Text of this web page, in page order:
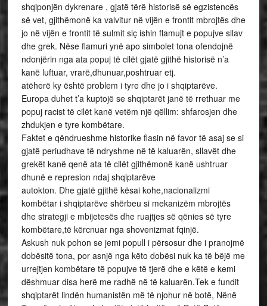
shqiponjën dykrenare , gjatë tërë historisë së egzistencës
së vet, gjithëmonë ka valvitur në vijën e frontit mbrojtës dhe
jo në vijën e frontit të sulmit siç ishin flamujt e popujve sllav
dhe grek. Nëse flamuri ynë apo simbolet tona ofendojnë
ndonjërin nga ata popuj të cilët gjatë gjithë historisë n’a
kanë luftuar, vrarë,dhunuar,poshtruar etj.
atëherë ky është problem i tyre dhe jo i shqiptarëve.
Europa duhet t’a kuptojë se shqiptarët janë të rrethuar me
popuj racist të cilët kanë vetëm një qëllim: shfarosjen dhe
zhdukjen e tyre kombëtare.
Faktet e qëndrueshme historike flasin në favor të asaj se si
gjatë periudhave të ndryshme në të kaluarën, sllavët dhe
grekët kanë qenë ata të cilët gjithëmonë kanë ushtruar
dhunë e represion ndaj shqiptarëve
autokton. Dhe gjatë gjithë kësai kohe,nacionalizmi
kombëtar i shqiptarëve shërbeu si mekanizëm mbrojtës
dhe strategji e mbijetesës dhe ruajtjes së qënies së tyre
kombëtare,të kërcnuar nga shovenizmat fqinjë.
Askush nuk pohon se jemi popull i përsosur dhe i pranojmë
dobësitë tona, por asnjë nga këto dobësi nuk ka të bëjë me
urrejtjen kombëtare të popujve të tjerë dhe e këtë e kemi
dëshmuar disa herë me radhë në të kaluarën.Tek e fundit
shqiptarët lindën humanistën më të njohur në botë, Nënë